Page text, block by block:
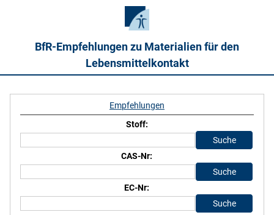
BfR-Empfehlungen zu Materialien für den
Lebensmittelkontakt
Empfehlungen
Stoff:
CAS-Nr:
EC-Nr: